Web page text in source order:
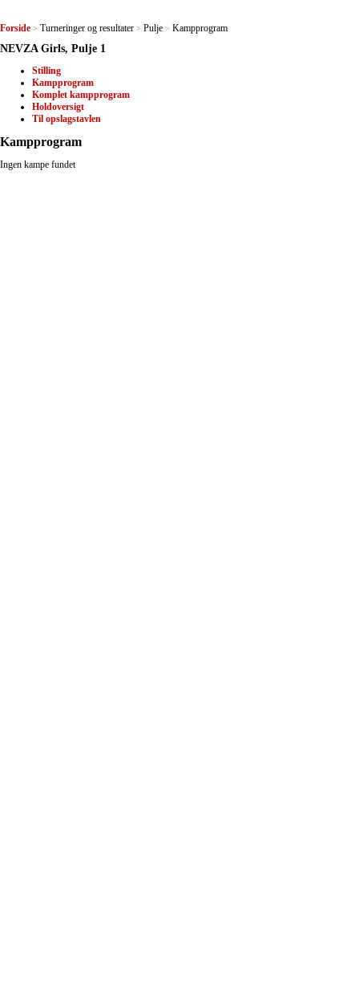
Forside > Turneringer og resultater > Pulje > Kampprogram
NEVZA Girls, Pulje 1
Stilling
Kampprogram
Komplet kampprogram
Holdoversigt
Til opslagstavlen
Kampprogram
Ingen kampe fundet